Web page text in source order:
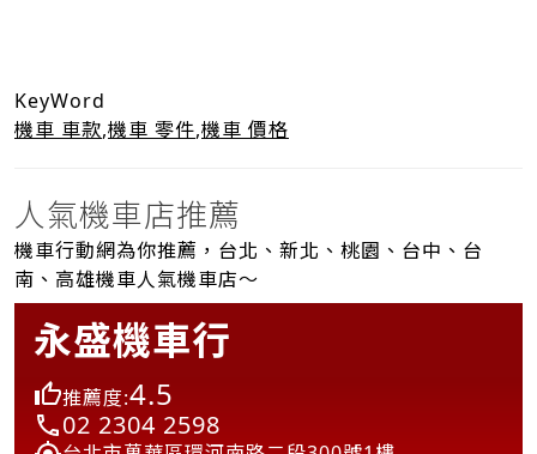
KeyWord
機車 車款,機車 零件,機車 價格
人氣機車店推薦
機車行動網為你推薦，台北、新北、桃園、台中、台
南、高雄機車人氣機車店～
永盛機車行
推薦度:4.5
02 2304 2598